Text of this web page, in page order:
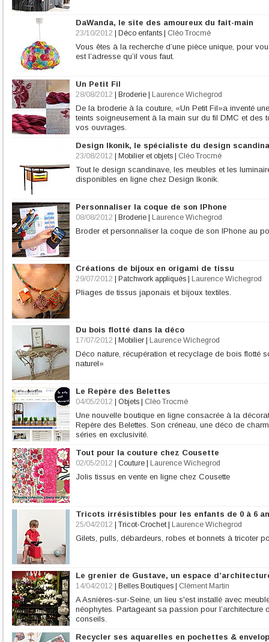
DaWanda, le site des amoureux du fait-main
23/10/2012 Déco enfants Cléo Trocmé
Vous êtes à la recherche d’une pièce unique, pour
est l’adresse qu’il vous faut.
Un Petit Fil
28/08/2012 Broderie Laurence Wichegrod
De la broderie à la couture, «Un Petit Fil»a inventé
teints soigneusement à la main sur du fil DMC et des
vos ouvrages.
Design Ikonik, le spécialiste du design
23/08/2012 Mobilier et objets Cléo Trocmé
Tout le design scandinave, les meubles et les
disponibles en ligne chez Design Ikonik.
Personnaliser la coque de son IPhone
08/08/2012 Broderie Laurence Wichegrod
Broder et personnaliser la coque de son IPhone au
Créations de bijoux en origami de tissu
29/07/2012 Patchwork appliqués Laurence Wichegrod
Pliages de tissus japonais et bijoux textiles.
Du bois flotté dans la déco
17/07/2012 Mobilier Laurence Wichegrod
Déco nature, récupération et recyclage de bois flotté
naturel»
Le Repère des Belettes
04/05/2012 Objets Cléo Trocmé
Une nouvelle boutique en ligne consacrée à la
Repère des Belettes. Son créneau, une déco de
séries en exclusivité.
Tout pour la couture chez Cousette
02/05/2012 Couture Laurence Wichegrod
Jolis tissus en vente en ligne chez Cousette
Tricots irrésistibles pour les enfants de 0 à 6
25/04/2012 Tricot-Crochet| Laurence Wichegrod
Gilets, pulls, débardeurs, robes et bonnets à tricoter
Le grenier de Gustave, un espace
14/04/2012 Belles Boutiques Clément Martin
A Asnières-sur-Seine, un lieu s'est installé avec
néophytes. Partageant sa passion pour l’architecture
conseils.
Recycler ses aquarelles en pochettes &